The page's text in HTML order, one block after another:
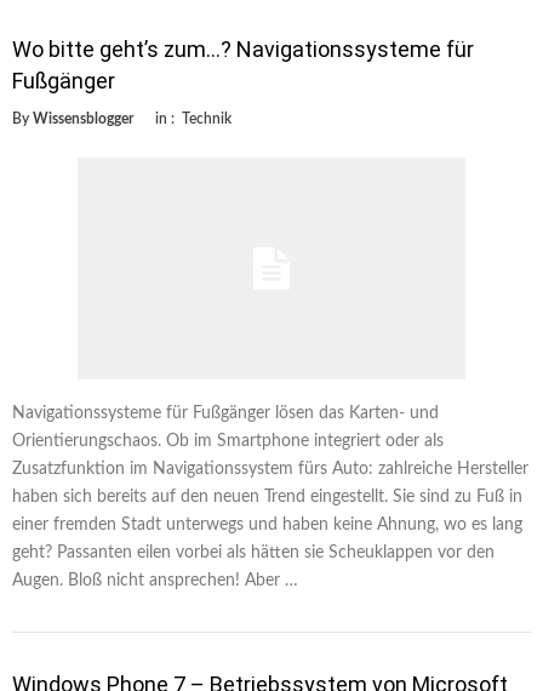
Wo bitte geht’s zum…? Navigationssysteme für
Fußgänger
By Wissensblogger in : Technik
Navigationssysteme für Fußgänger lösen das Karten- und
Orientierungschaos. Ob im Smartphone integriert oder als
Zusatzfunktion im Navigationssystem fürs Auto: zahlreiche Hersteller
haben sich bereits auf den neuen Trend eingestellt. Sie sind zu Fuß in
einer fremden Stadt unterwegs und haben keine Ahnung, wo es lang
geht? Passanten eilen vorbei als hätten sie Scheuklappen vor den
Augen. Bloß nicht ansprechen! Aber …
Windows Phone 7 – Betriebssystem von Microsoft